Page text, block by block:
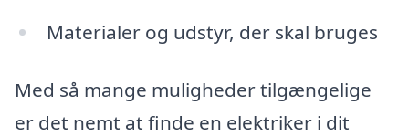
Materialer og udstyr, der skal bruges
Med så mange muligheder tilgængelige
er det nemt at finde en elektriker i dit